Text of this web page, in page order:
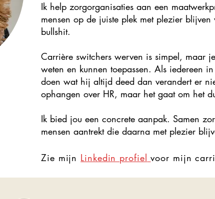
Ik help zorgorganisaties aan een
mensen op de juiste plek met plezier
bullshit.
Carrière switchers werven is simpel, maar
weten en kunnen toepassen. Als iedereen
doen wat hij altijd deed dan verandert er
ophangen over HR, maar het gaat om het
Ik bied jou een concrete aanpak. Samen
mensen aantrekt die daarna met plezier
Zie mijn Linkedin profiel voor mijn